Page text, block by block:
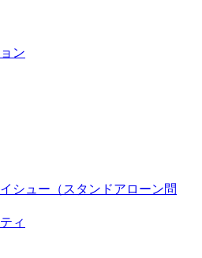
ン
シュー（スタンドアローン問
ィ